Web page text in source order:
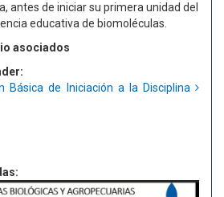
antes de iniciar su primera unidad del
educativa de biomoléculas.
asociados
Básica de Iniciación a la Disciplina